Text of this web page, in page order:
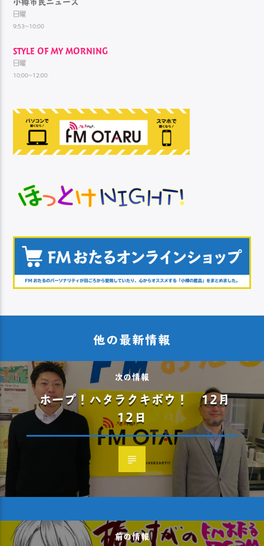
日曜
9:53~10:00
STYLE OF MY MORNING
日曜
10:00~12:00
他の最新情報
次の情報
ホープ！ハタラクキボウ！ 12月
12日
前の情報